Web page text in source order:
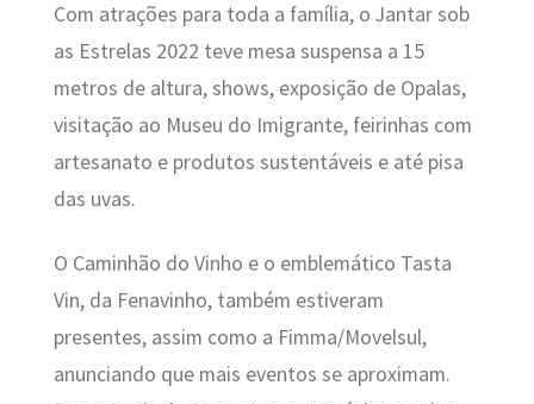
Com atrações para toda a família, o Jantar sob
as Estrelas 2022 teve mesa suspensa a 15
metros de altura, shows, exposição de Opalas,
visitação ao Museu do Imigrante, feirinhas com
artesanato e produtos sustentáveis e até pisa
das uvas.
O Caminhão do Vinho e o emblemático Tasta
Vin, da Fenavinho, também estiveram
presentes, assim como a Fimma/Movelsul,
anunciando que mais eventos se aproximam.